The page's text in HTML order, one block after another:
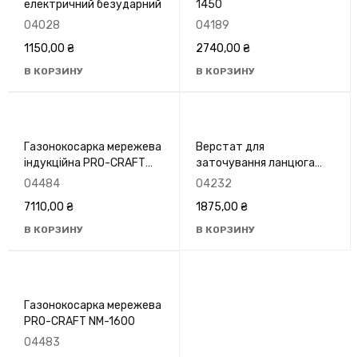
електричний безударний
04028
1150,00 ₴
В КОРЗИНУ
1450
04189
2740,00 ₴
В КОРЗИНУ
Газонокосарка мережева
індукційна PRO-CRAFT
NM-2100
04484
7110,00 ₴
В КОРЗИНУ
Верстат для
заточування ланцюга
PRO-CRAFT SK-1100
04232
1875,00 ₴
В КОРЗИНУ
Газонокосарка мережева
PRO-CRAFT NM-1600
04483